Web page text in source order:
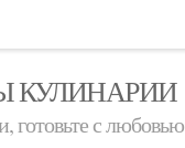
КУЛИНАРИИ
готовьте с любовью